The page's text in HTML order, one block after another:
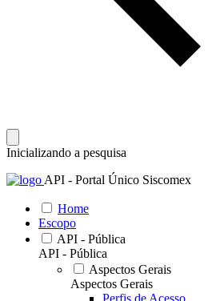
Inicializando a pesquisa
API - Portal Único Siscomex
Home
Escopo
API - Pública
API - Pública
Aspectos Gerais
Aspectos Gerais
Perfis de Acesso